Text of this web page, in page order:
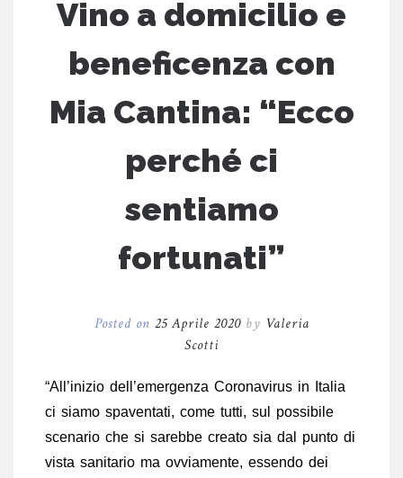
Vino a domicilio e
beneficenza con
Mia Cantina: “Ecco
perché ci
sentiamo
fortunati”
Posted on 25 Aprile 2020 by Valeria
Scotti
“All’inizio dell’emergenza Coronavirus in Italia
ci siamo spaventati, come tutti, sul possibile
scenario che si sarebbe creato sia dal punto di
vista sanitario ma ovviamente, essendo dei